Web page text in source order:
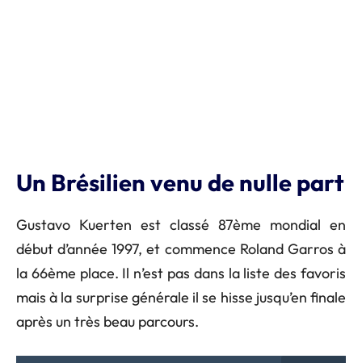
Un Brésilien venu de nulle part
Gustavo Kuerten est classé 87ème mondial en
début d’année 1997, et commence Roland Garros à
la 66ème place. Il n’est pas dans la liste des favoris
mais à la surprise générale il se hisse jusqu’en finale
après un très beau parcours.